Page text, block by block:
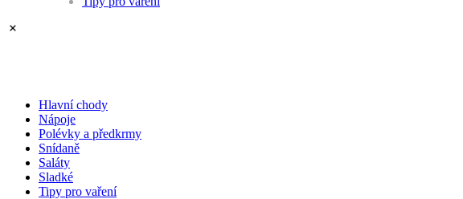
Hlavní chody
Nápoje
Polévky a předkrmy
Snídaně
Saláty
Sladké
Tipy pro vaření